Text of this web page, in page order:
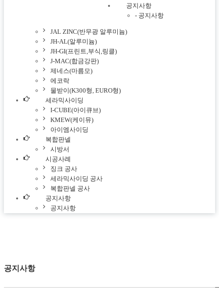
공지사항
- 공지사항
JAL ZINC(반무광 알루미늄)
JH-AL(알루미늄)
JH-GI(프린트,부식,링클)
J-MAC(합금강판)
제네스(마름모)
에코락
물받이(K300형, EURO형)
세라믹사이딩
I-CUBE(아이큐브)
KMEW(케이뮤)
아이엠사이딩
복합판넬
시방서
시공사례
징크 공사
세라믹사이딩 공사
복합판넬 공사
공지사항
공지사항
공지사항